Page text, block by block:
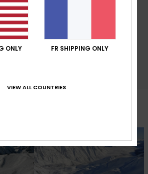
ONLY FR SHIPPING ONLY
VIEW ALL COUNTRIES